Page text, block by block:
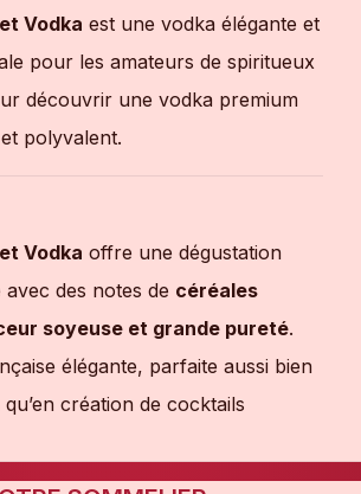
Vodka est une vodka élégante et
pour les amateurs de spiritueux
découvrir une vodka premium
polyvalent.
Vodka offre une dégustation
des notes de céréales
soyeuse et grande pureté.
élégante, parfaite aussi bien
création de cocktails